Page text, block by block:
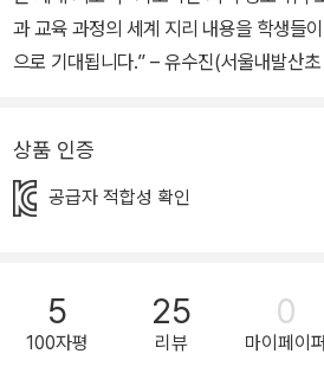
과 교육 과정의 세계 지리 내용을 학생들이 잘 이해하도록 도와줄 책
으로 기대됩니다.” – 유수진(서울내발산초 교사, 초등학교 사회 교과
우리 아이들에게 이 책을 추천합니다!” -
등사회교과모임 공동대표) 초등학생이 알아야 할 세계 지리 정보를
을 함께 실어 세계 지리를 종합적으로 알
0년 넘게 지구를 탐사하며 지도를 만들어
도 제작팀과 어린이를 위한 재미있는 교양
상품 인증
공급자 적합성 확인
5
100자평
25
리뷰
0
마이페이퍼